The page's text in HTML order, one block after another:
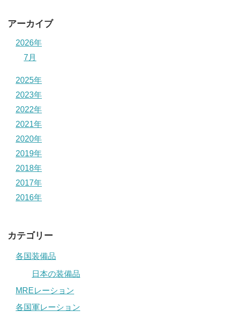
アーカイブ
2026年
7月
2025年
2023年
2022年
2021年
2020年
2019年
2018年
2017年
2016年
カテゴリー
各国装備品
日本の装備品
MREレーション
各国軍レーション